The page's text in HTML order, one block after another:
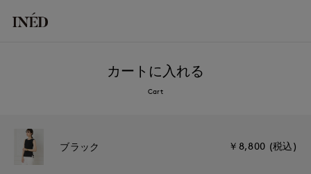
カートに入れる
Cart
ブラック ￥8,800 (税込)